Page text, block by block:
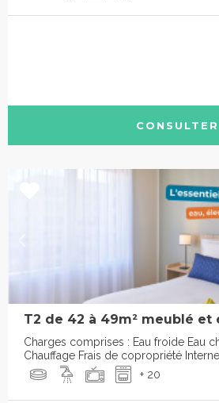
CONSULTER
T2 de 42 à 49m² meublé et
Charges comprises : Eau froide Eau
Chauffage Frais de copropriété
+ 20